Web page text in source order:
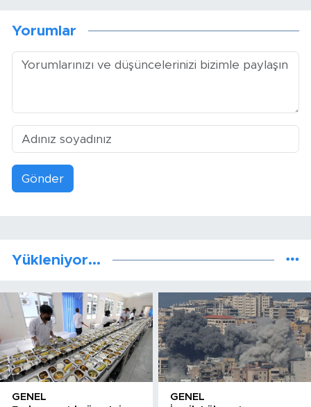
Yorumlar
Gönder
Yükleniyor...
GENEL GENEL